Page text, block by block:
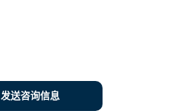
发送咨询信息